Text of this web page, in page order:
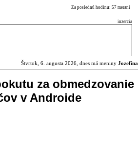
Za poslednú hodinu: 57 meraní
inzercia
Štvrtok, 6. augusta 2026, dnes má meniny Jozefína
za obmedzovanie
v Androide